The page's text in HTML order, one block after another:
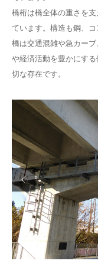
橋桁は橋全体の重さを
ています。構造も鋼、コ
橋は交通混雑や急カー
や経済活動を豊かにす
切な存在です。
